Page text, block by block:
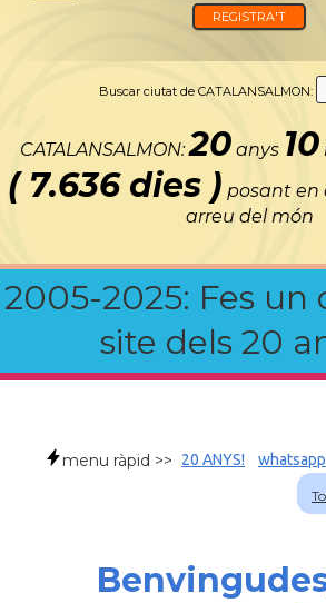
REGISTRA'T
Buscar ciutat de CATALANSALMON:
CATALANSALMON:20anys 10
( 7.636 dies ) posant en
arreu del món
2005-2025: Fes un
site dels 20
menu ràpid >> 20 ANYS! whatsapp